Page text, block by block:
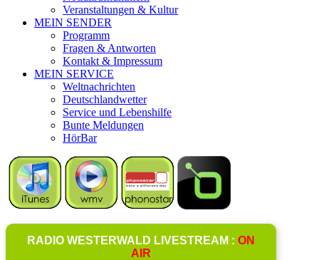
Veranstaltungen & Kultur
MEIN SENDER
Programm
Fragen & Antworten
Kontakt & Impressum
MEIN SERVICE
Weltnachrichten
Deutschlandwetter
Service und Lebenshilfe
Bunte Meldungen
HörBar
RADIO WESTERWALD LIVESTREAM : ON
AIR